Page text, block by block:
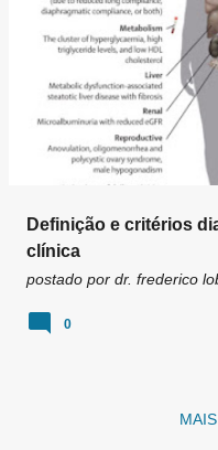
Definição e critérios
clínica
postado por dr. frederico
0